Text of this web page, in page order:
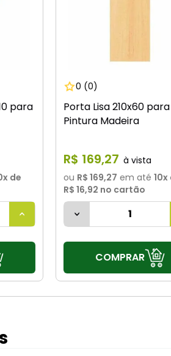
para
x de
0 (0)
Porta Lisa 210x60 para
Pintura Madeira
R$ 169,27
ou R$ 169,27 em até 10x
R$ 16,92 no cartão
COMPRAR